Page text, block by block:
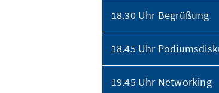
18.30 Uhr Begrüßung
18.45 Uhr
19.45 Uhr Networking